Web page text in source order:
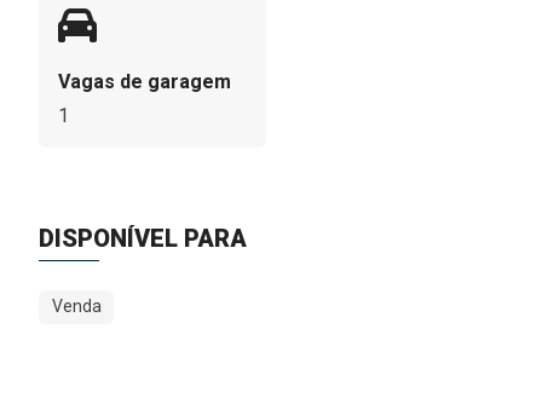
Vagas de garagem
1
DISPONÍVEL PARA
Venda